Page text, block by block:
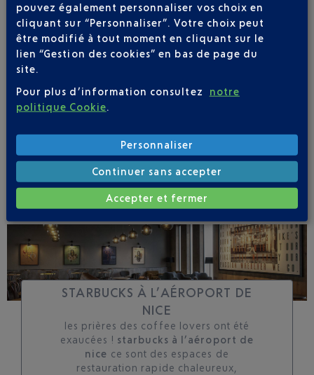
Soyez notifié(e) de
toutes les évolutions
SUIVRE CE VOL
STARBUCKS À L’AÉROPORT DE
NICE
les prières des coffee lovers ont été
exaucées ! starbucks à l’aéroport de
nice ce sont des espaces de
restauration rapide chaleureux,
pouvez également personnaliser vos choix en
cliquant sur “Personnaliser”. Votre choix peut
être modifié à tout moment en cliquant sur le
lien “Gestion des cookies” en bas de page du
site.
Pour plus d’information consultez
notre
politique Cookie
Personnaliser
Continuer sans accepter
Accepter et fermer